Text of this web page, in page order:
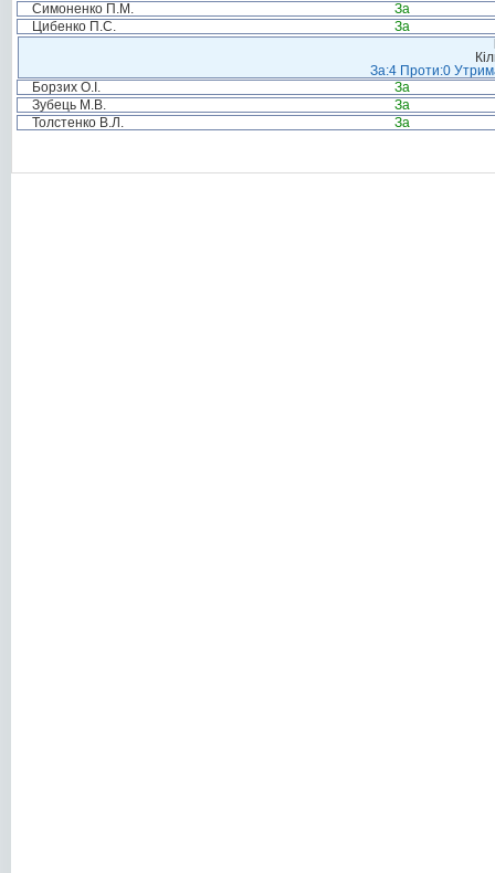
Симоненко П.М.
За
Цибенко П.С.
За
За:4 Проти:0
Борзих О.І.
За
Зубець М.В.
За
Толстенко В.Л.
За